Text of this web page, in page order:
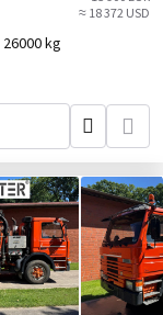
≈ 18 372 USD
26000 kg